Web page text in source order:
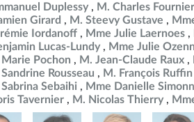
Duplessy
M. Charles Fournier
Girard
M. Steevy Gustave
Iordanoff
Mme Julie Laernoes
Lucas-Lundy
Mme Julie
Marie Pochon
M. Jean-Claude Raux
Rousseau
M. François Ruffin
Sebaihi
Mme Danielle
Tavernier
M. Nicolas Thierry